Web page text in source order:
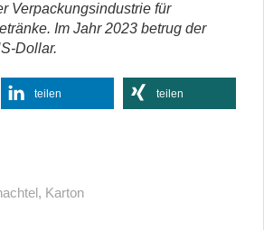
Verpackungsindustrie für
Im Jahr 2023 betrug der
Dollar.
teilen teilen
, Karton